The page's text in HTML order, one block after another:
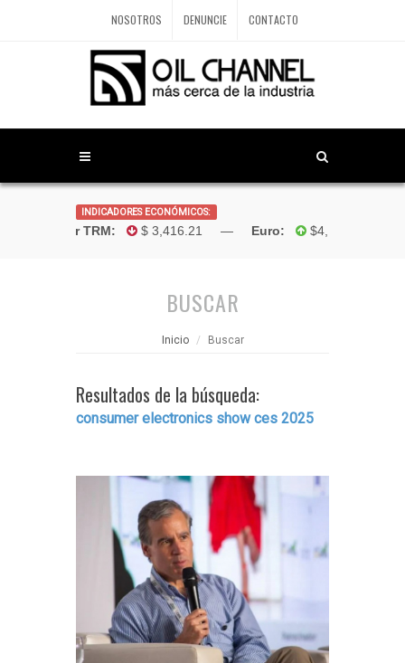
NOSOTROS DENUNCIE CONTACTO
INDICADORES ECONÓMICOS:
Dólar TRM: $ 3,416.21 —Euro: $4,181.96 —
BUSCAR
Inicio Buscar
Resultados de la búsqueda:
consumer electronics show ces 2025